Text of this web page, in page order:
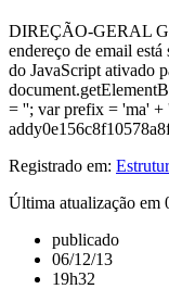
DIREÇÃO-GERAL
endereço de email
do JavaScript ativado
= ''; var prefix = 'ma'
Registrado em:
Última atualização em
publicado
06/12/13
19h32